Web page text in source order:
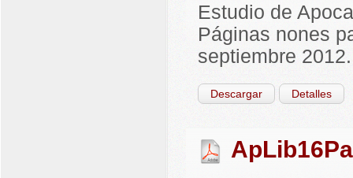
Estudio de
Páginas nones
septiembre 2012.
Descargar Detalles